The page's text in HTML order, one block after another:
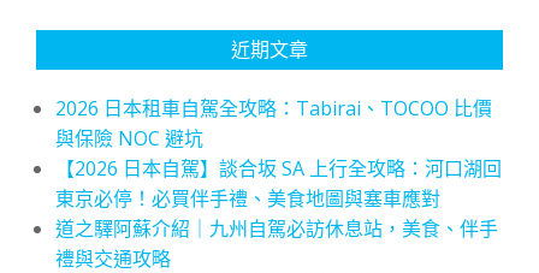
近期文章
2026 日本租車自駕全攻略：Tabirai、TOCOO 比價
與保險 NOC 避坑
【2026 日本自駕】談合坂 SA 上行全攻略：河口湖回
東京必停！必買伴手禮、美食地圖與塞車應對
道之驛阿蘇介紹｜九州自駕必訪休息站，美食、伴手
禮與交通攻略